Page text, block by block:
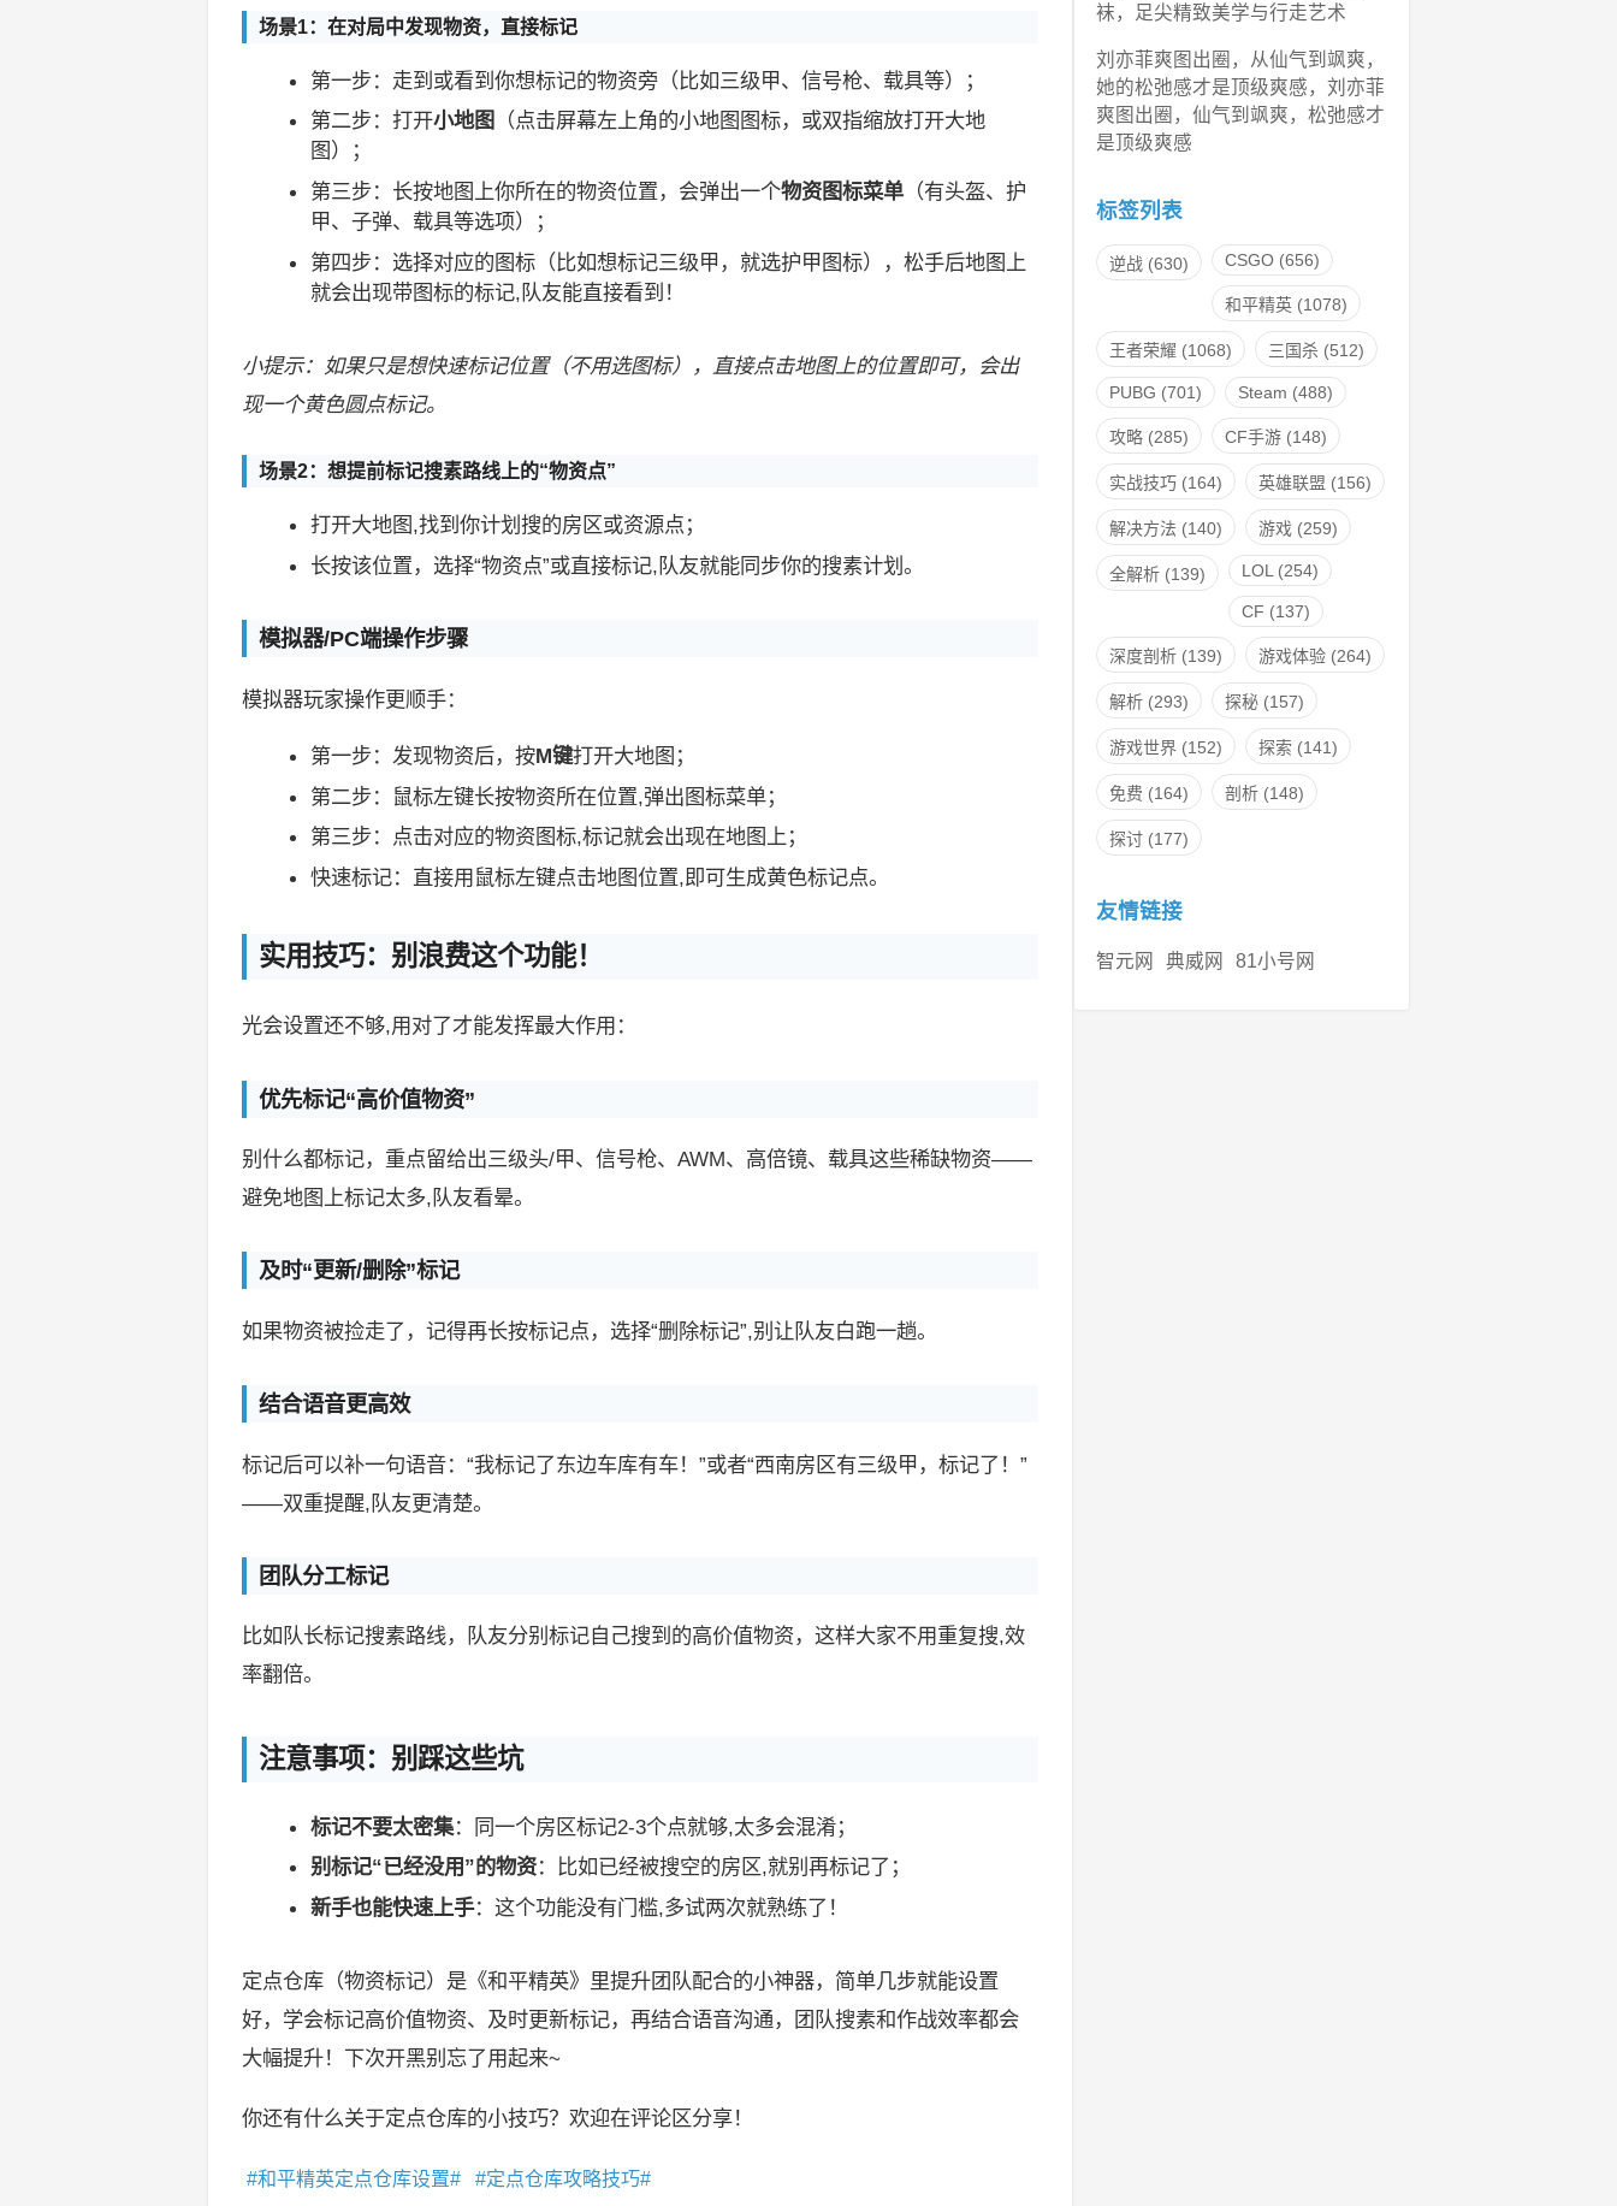
场景1：在对局中发现物资，直接标记
第一步：走到或看到你想标记的物资旁（比如三级甲、信号枪、载具等）；
第二步：打开小地图
（点击屏幕左上角的小地图图标，或双指缩放打开大地
图）；
第三步：长按地图上你所在的物资位置，会弹出一个物资图标菜单 （有头盔、护
甲、子弹、载具等选项）；
第四步：选择对应的图标（比如想标记三级甲，就选护甲图标），松手后地图上
就会出现带图标的标记,队友能直接看到！
小提示：如果只是想快速标记位置（不用选图标），直接点击地图上的位置即可，会出
现一个黄色圆点标记。
场景2：想提前标记搜素路线上的“物资点”
打开大地图,找到你计划搜的房区或资源点；
长按该位置，选择“物资点”或直接标记,队友就能同步你的搜素计划。
模拟器/PC端操作步骤
模拟器玩家操作更顺手：
第一步：发现物资后，按M键打开大地图；
第二步：鼠标左键长按物资所在位置,弹出图标菜单；
第三步：点击对应的物资图标,标记就会出现在地图上；
快速标记：直接用鼠标左键点击地图位置,即可生成黄色标记点。
实用技巧：别浪费这个功能！
光会设置还不够,用对了才能发挥最大作用：
优先标记“高价值物资”
别什么都标记，重点留给出三级头/甲、信号枪、AWM、高倍镜、载具这些稀缺物资——
避免地图上标记太多,队友看晕。
及时“更新/删除”标记
如果物资被捡走了，记得再长按标记点，选择“删除标记”,别让队友白跑一趟。
结合语音更高效
标记后可以补一句语音：“我标记了东边车库有车！”或者“西南房区有三级甲，标记了！”
——双重提醒,队友更清楚。
团队分工标记
比如队长标记搜素路线，队友分别标记自己搜到的高价值物资，这样大家不用重复搜,效
率翻倍。
注意事项：别踩这些坑
标记不要太密集：同一个房区标记2-3个点就够,太多会混淆；
别标记“已经没用”的物资：比如已经被搜空的房区,就别再标记了；
新手也能快速上手：这个功能没有门槛,多试两次就熟练了！
定点仓库（物资标记）是《和平精英》里提升团队配合的小神器，简单几步就能设置
好，学会标记高价值物资、及时更新标记，再结合语音沟通，团队搜素和作战效率都会
大幅提升！下次开黑别忘了用起来~
你还有什么关于定点仓库的小技巧？欢迎在评论区分享！
和平精英定点仓库设置 定点仓库攻略技巧
袜，足尖精致美学与行走艺术
刘亦菲爽图出圈，从仙气到飒爽，
她的松弛感才是顶级爽感，刘亦菲
爽图出圈，仙气到飒爽，松弛感才
是顶级爽感
标签列表
逆战 (630) CSGO (656)
和平精英 (1078)
王者荣耀 (1068) 三国杀 (512)
PUBG (701) Steam (488)
攻略 (285) CF手游 (148)
实战技巧 (164) 英雄联盟 (156)
解决方法 (140) 游戏 (259)
全解析 (139) LOL (254)
CF (137)
深度剖析 (139) 游戏体验 (264)
解析 (293) 探秘 (157)
游戏世界 (152) 探索 (141)
免费 (164) 剖析 (148)
探讨 (177)
友情链接
智元网 典威网 81小号网